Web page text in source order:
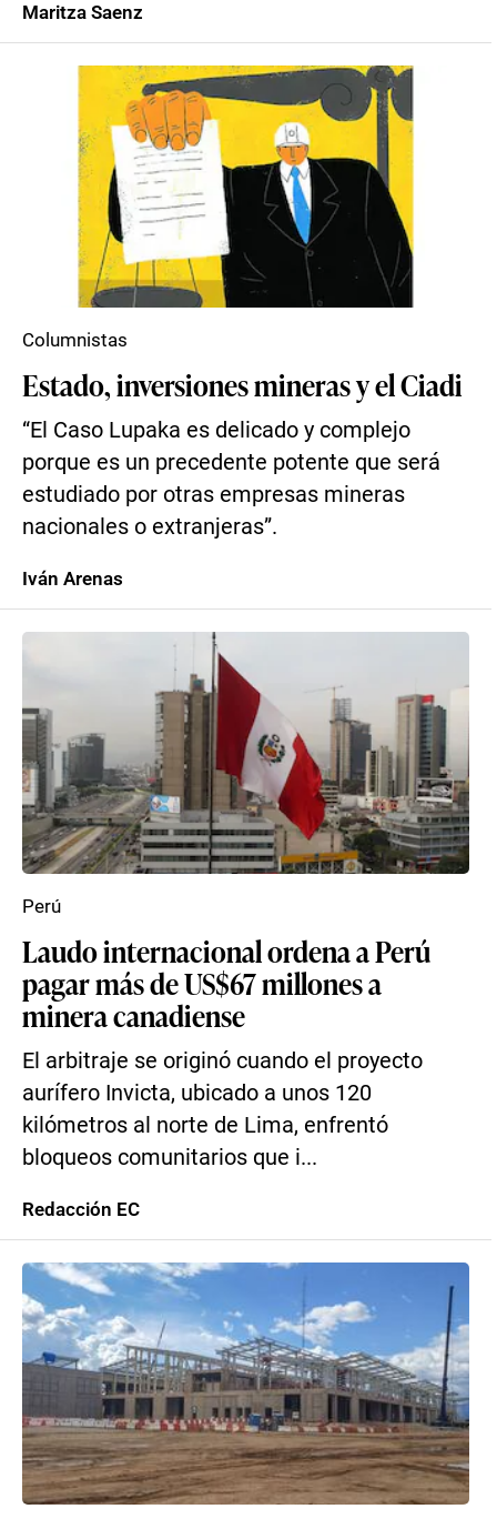
Maritza Saenz
Estado, inversiones mineras y el Ciadi
“El Caso Lupaka es delicado y complejo
porque es un precedente potente que será
estudiado por otras empresas mineras
nacionales o extranjeras”.
Columnistas
Iván Arenas
Laudo internacional ordena a Perú
pagar más de US$67 millones a
minera canadiense
El arbitraje se originó cuando el proyecto
aurífero Invicta, ubicado a unos 120
kilómetros al norte de Lima, enfrentó
bloqueos comunitarios que i...
Perú
Redacción EC